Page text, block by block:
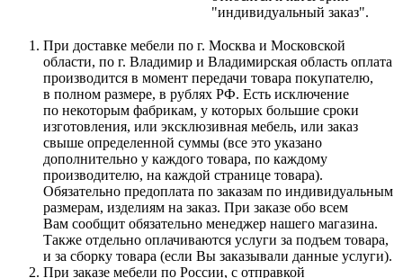
"индивидуальный заказ".
При доставке мебели по г. Москва и Московской
области, по г. Владимир и Владимирская область оплата
производится в момент передачи товара покупателю,
в полном размере, в рублях РФ. Есть исключение
по некоторым фабрикам, у которых большие сроки
изготовления, или эксклюзивная мебель, или заказ
свыше определенной суммы (все это указано
дополнительно у каждого товара, по каждому
производителю, на каждой странице товара).
Обязательно предоплата по заказам по индивидуальным
размерам, изделиям на заказ. При заказе обо всем
Вам сообщит обязательно менеджер нашего магазина.
Также отдельно оплачиваются услуги за подъем товара,
и за сборку товара (если Вы заказывали данные услуги).
При заказе мебели по России, с отправкой